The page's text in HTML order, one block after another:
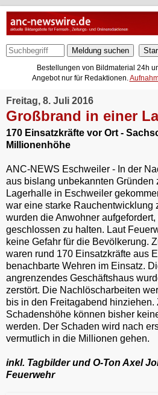
Meldung suchen
Bestellungen von Bildmaterial 24h
Angebot nur für Redaktionen.
Freitag, 8. Juli 2016
Großbrand in einer
170 Einsatzkräfte vor Ort -
Millionenhöhe
ANC-NEWS Eschweiler - In der
aus bislang unbekannten Gründen
Lagerhalle in Eschweiler
war eine starke Rauchentwicklung
wurden die Anwohner
geschlossen zu halten. Laut
keine Gefahr für die Bevölkerung.
waren rund 170 Einsatzkräfte aus
benachbarte Wehren im Einsatz.
angrenzendes Geschäftshaus
zerstört. Die Nachlöscharbeiten
bis in den Freitagabend hinziehen.
Schadenshöhe können bisher
werden. Der Schaden wird nach
vermutlich in die Millionen gehen.
inkl. Tagbilder und O-Ton Axel
Feuerwehr